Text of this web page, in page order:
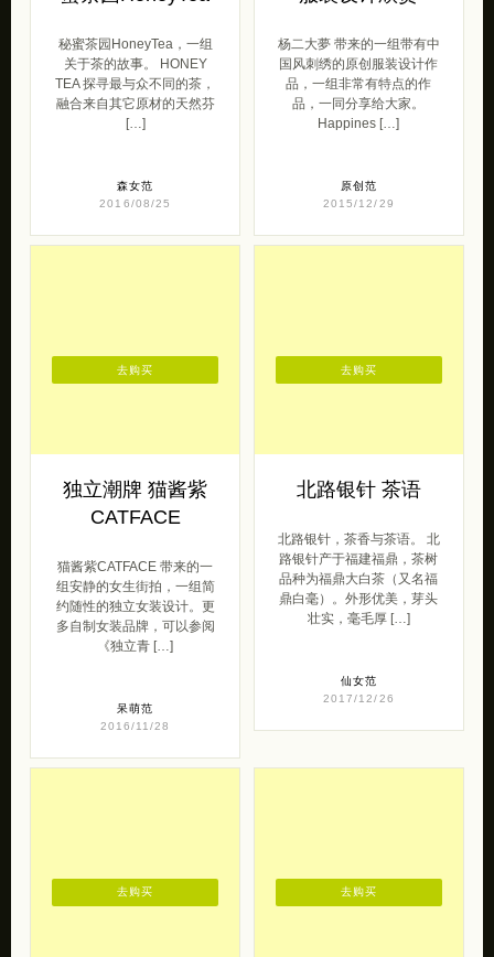
秘蜜茶园HoneyTea，一组
关于茶的故事。 HONEY
TEA 探寻最与众不同的茶，
融合来自其它原材的天然芬
[…]
森女范
2016/08/25
杨二大夢 带来的一组带有中
国风刺绣的原创服装设计作
品，一组非常有特点的作
品，一同分享给大家。
Happines […]
原创范
2015/12/29
独立潮牌 猫酱紫
CATFACE
猫酱紫CATFACE 带来的一
组安静的女生街拍，一组简
约随性的独立女装设计。更
多自制女装品牌，可以参阅
《独立青 […]
呆萌范
2016/11/28
去购买
北路银针 茶语
北路银针，茶香与茶语。 北
路银针产于福建福鼎，茶树
品种为福鼎大白茶（又名福
鼎白毫）。外形优美，芽头
壮实，毫毛厚 […]
仙女范
2017/12/26
去购买
去购买 去购买